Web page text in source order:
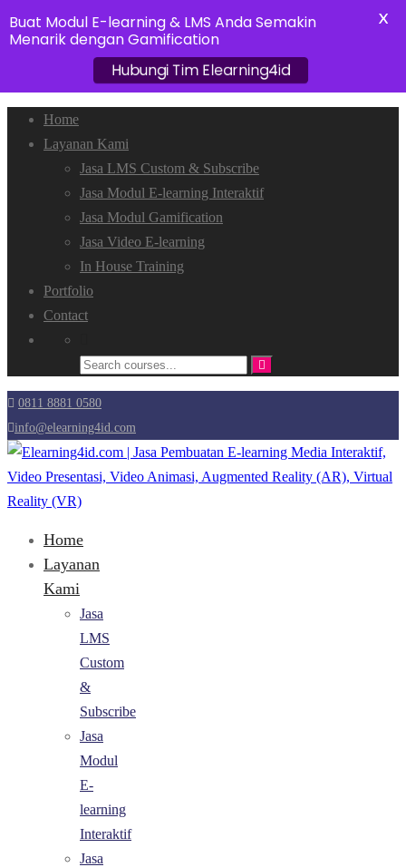
Home
Layanan Kami
Jasa LMS Custom & Subscribe
Jasa Modul E-learning Interaktif
Jasa Modul Gamification
Jasa Video E-learning
In House Training
Portfolio
Contact
0811 8881 0580
info@elearning4id.com
Home
Layanan
Kami
Jasa
LMS
Custom
&
Subscribe
Jasa
Modul
E-
learning
Interaktif
Jasa
Buat Modul E-learning & LMS Anda Semakin
Menarik dengan Gamification
Hubungi Tim Elearning4id
X